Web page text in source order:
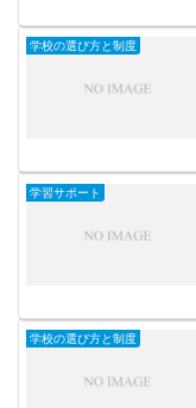
学校の選び方と制度
学習サポート
学校の選び方と制度